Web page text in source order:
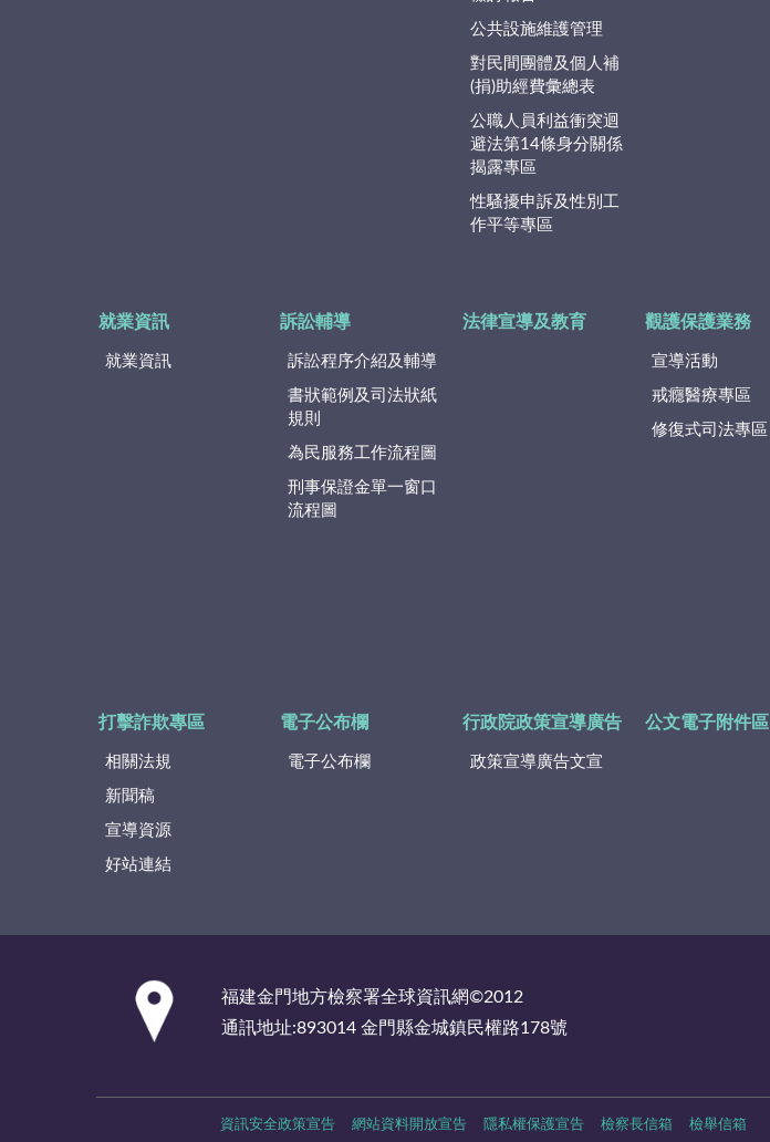
公共設施維護管理
對民間團體及個人補
(捐)助經費彙總表
公職人員利益衝突迴
避法第14條身分關係
揭露專區
性騷擾申訴及性別工
作平等專區
就業資訊
就業資訊
訴訟輔導
訴訟程序介紹及輔導
書狀範例及司法狀紙
規則
為民服務工作流程圖
刑事保證金單一窗口
流程圖
法律宣導及教育 觀護保護業務
宣導活動
戒癮醫療專區
修復式司法專區
打擊詐欺專區
相關法規
新聞稿
宣導資源
好站連結
電子公布欄
電子公布欄
行政院政策宣導廣告
政策宣導廣告文宣
公文電子附件區
福建金門地方檢察署全球資訊網©2012
通訊地址:893014 金門縣金城鎮民權路178號
資訊安全政策宣告 網站資料開放宣告 隱私權保護宣告 檢察長信箱 檢舉信箱